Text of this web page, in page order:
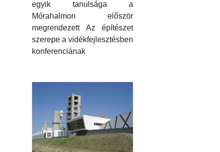
egyik tanulsága a
Mórahalmon először
megrendezett Az építészet
szerepe a vidékfejlesztésben
konferenciának